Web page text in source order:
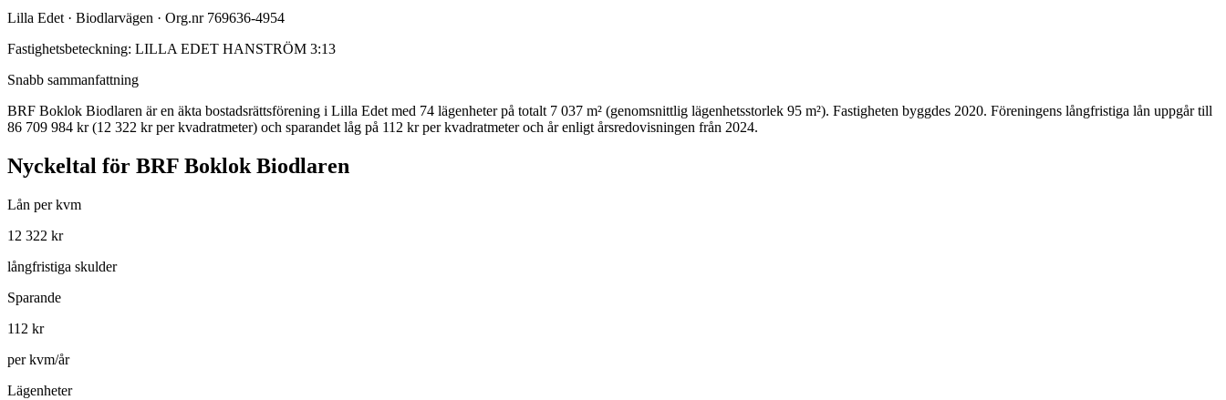
Lilla Edet · Biodlarvägen · Org.nr 769636-4954
Fastighetsbeteckning: LILLA EDET HANSTRÖM 3:13
Snabb sammanfattning
BRF Boklok Biodlaren är en äkta bostadsrättsförening i Lilla Edet med 74 lägenheter på totalt 7 037 m² (genomsnittlig lägenhetsstorlek 95 m²). Fastigheten byggdes 2020. Föreningens långfristiga lån uppgår till
86 709 984 kr (12 322 kr per kvadratmeter) och sparandet låg på 112 kr per kvadratmeter och år enligt årsredovisningen från 2024.
Nyckeltal för BRF Boklok Biodlaren
Lån per kvm
12 322 kr
långfristiga skulder
Sparande
112 kr
per kvm/år
Lägenheter